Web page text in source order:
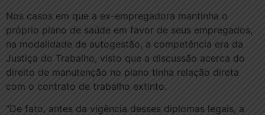
Nos casos em que a ex-empregadora mantinha o
próprio plano de saúde em favor de seus empregados,
na modalidade de autogestão, a competência era da
Justiça do Trabalho, visto que a discussão acerca do
direito de manutenção no plano tinha relação direta
com o contrato de trabalho extinto.
“De fato, antes da vigência desses diplomas legais, a